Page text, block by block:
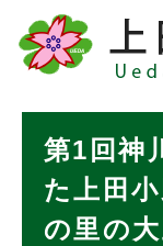
第1回神
た上田
の里の